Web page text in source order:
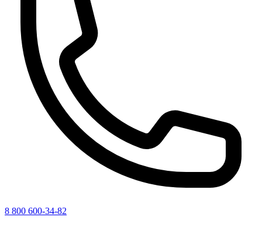
8 800 600-34-82